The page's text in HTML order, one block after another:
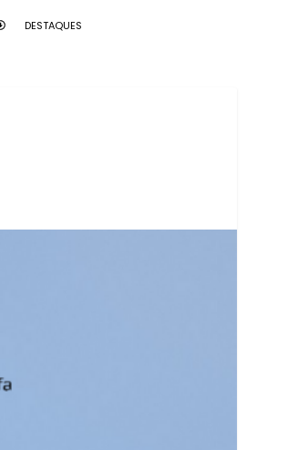
DESTAQUES